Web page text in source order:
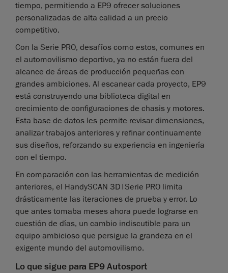
tiempo, permitiendo a EP9 ofrecer soluciones
personalizadas de alta calidad a un precio
competitivo.
Con la Serie PRO, desafíos como estos, comunes en
el automovilismo deportivo, ya no están fuera del
alcance de áreas de producción pequeñas con
grandes ambiciones. Al escanear cada proyecto, EP9
está construyendo una biblioteca digital en
crecimiento de configuraciones de chasis y motores.
Esta base de datos les permite revisar dimensiones,
analizar trabajos anteriores y refinar continuamente
sus diseños, reforzando su experiencia en ingeniería
con el tiempo.
En comparación con las herramientas de medición
anteriores, el HandySCAN 3D|Serie PRO limita
drásticamente las iteraciones de prueba y error. Lo
que antes tomaba meses ahora puede lograrse en
cuestión de días, un cambio indiscutible para un
equipo ambicioso que persigue la grandeza en el
exigente mundo del automovilismo.
Lo que sigue para EP9 Autosport